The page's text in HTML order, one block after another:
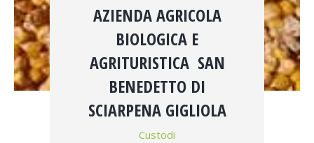
AZIENDA AGRICOLA
BIOLOGICA E
AGRITURISTICA SAN
BENEDETTO DI
SCIARPENA GIGLIOLA
Custodi